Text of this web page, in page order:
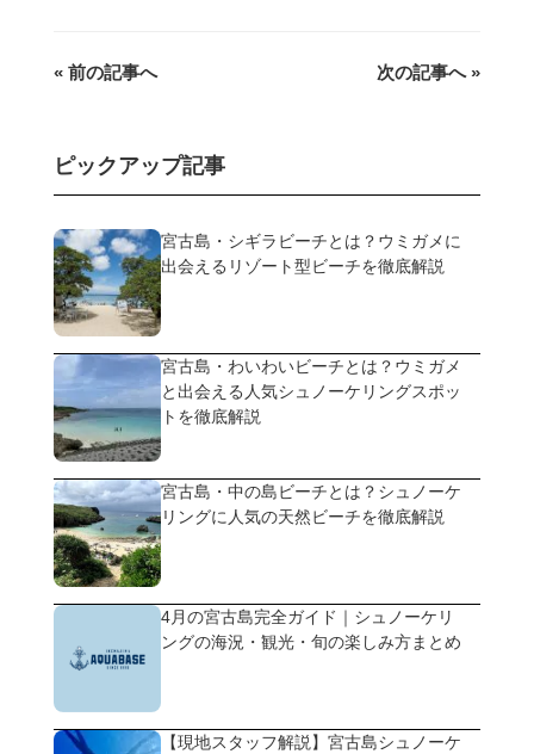
« 前の記事へ 次の記事へ »
ピックアップ記事
宮古島・シギラビーチとは？ウミガメに
出会えるリゾート型ビーチを徹底解説
宮古島・わいわいビーチとは？ウミガメ
と出会える人気シュノーケリングスポッ
トを徹底解説
宮古島・中の島ビーチとは？シュノーケ
リングに人気の天然ビーチを徹底解説
4月の宮古島完全ガイド｜シュノーケリ
ングの海況・観光・旬の楽しみ方まとめ
【現地スタッフ解説】宮古島シュノーケ